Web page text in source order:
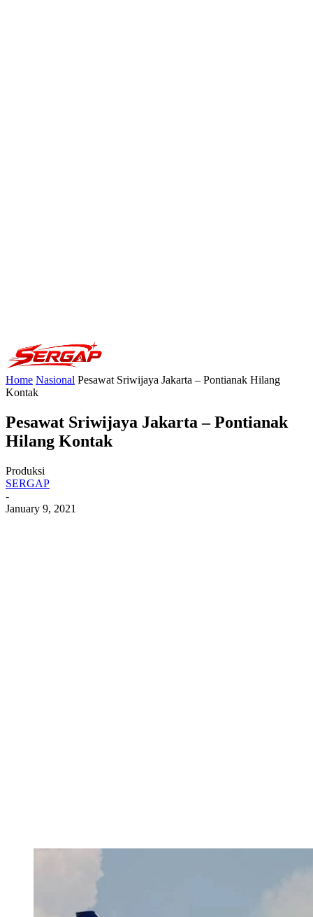
Home Nasional Pesawat Sriwijaya Jakarta – Pontianak Hilang
Kontak
Pesawat Sriwijaya Jakarta – Pontianak
Hilang Kontak
Produksi
SERGAP
-
January 9, 2021